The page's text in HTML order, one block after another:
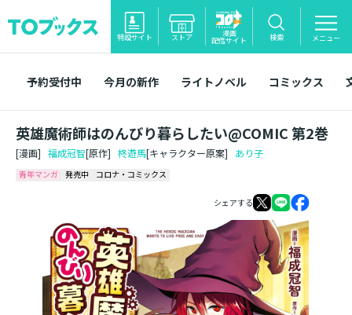
特設サイト ストア 漫画
配信サイト 検索 メニュー
予約受付中 今月の新作 ライトノベル コミックス
英雄魔術師はのんびり暮らしたい@COMIC 第2巻
[漫画] 福成冠智[原作] 柊遊馬[キャラクター原案] あり子
青年マンガ 発売中 コロナ・コミックス
シェアする